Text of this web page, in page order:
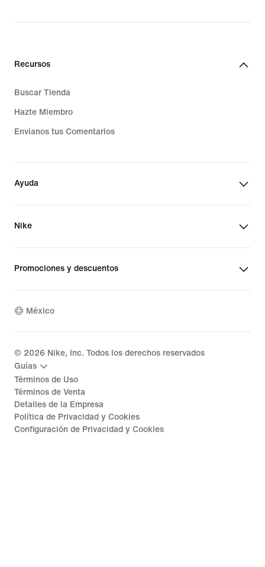
$1,549.00
Recursos
Buscar Tienda
Hazte Miembro
Envíanos tus Comentarios
Ayuda
Nike
Promociones y descuentos
México
© 2026 Nike, Inc. Todos los derechos reservados
Guías
Términos de Uso
Términos de Venta
Detalles de la Empresa
Política de Privacidad y Cookies
Configuración de Privacidad y Cookies